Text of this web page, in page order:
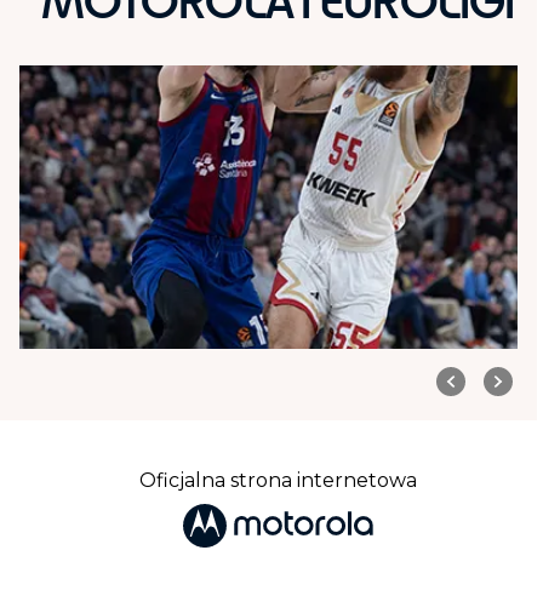
Oficjalna strona internetowa